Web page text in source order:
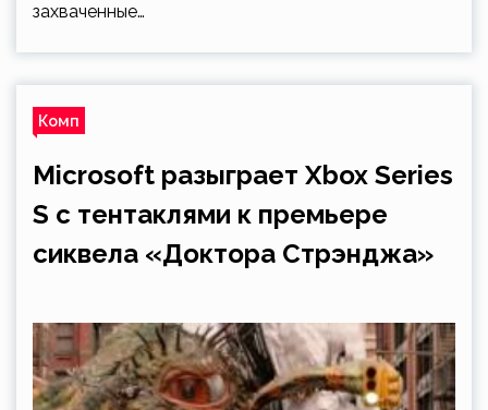
захваченные…
Комп
Microsoft разыграет Xbox Series
S с тентаклями к премьере
сиквела «Доктора Стрэнджа»